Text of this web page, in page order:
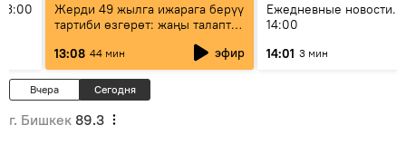
Жерди 49 жылга ижарага берүү
тартиби өзгөрөт: жаңы талаптар
13:08 44 мин эфир
Ежедневные новости.
14:00
14:01 3 мин
Вчера Сегодня
г. Бишкек 89.3